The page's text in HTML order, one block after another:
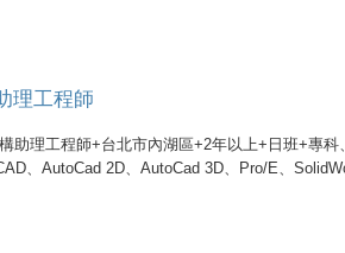
理工程師
助理工程師+台北市內湖區+2年以上+日班+專
、AutoCad 2D、AutoCad 3D、Pro/E、